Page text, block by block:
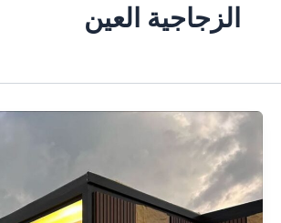
الزجاجية العين